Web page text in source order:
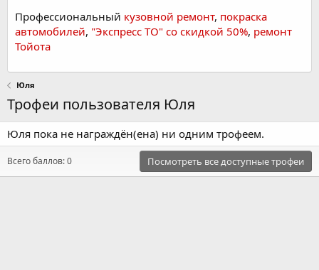
Профессиональный кузовной ремонт, покраска
автомобилей, "Экспресс ТО" со скидкой 50%, ремонт
Тойота
Юля
Трофеи пользователя Юля
Юля пока не награждён(ена) ни одним трофеем.
Всего баллов: 0 Посмотреть все доступные трофеи